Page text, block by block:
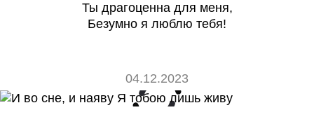
Ты драгоценна для меня,
Безумно я люблю тебя!
04.12.2023